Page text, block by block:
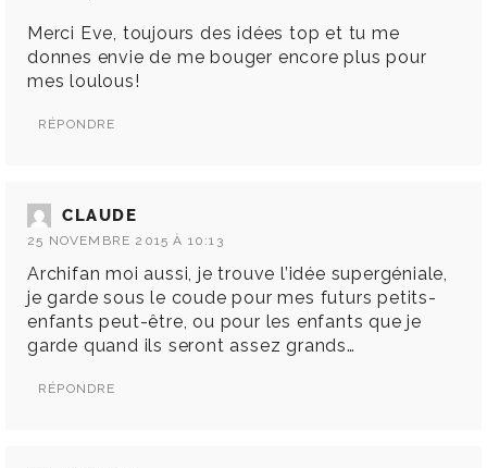
Merci Eve, toujours des idées top et tu me
donnes envie de me bouger encore plus pour
mes loulous!
RÉPONDRE
CLAUDE
25 NOVEMBRE 2015 À 10:13
Archifan moi aussi, je trouve l’idée supergéniale,
je garde sous le coude pour mes futurs petits-
enfants peut-être, ou pour les enfants que je
garde quand ils seront assez grands…
RÉPONDRE